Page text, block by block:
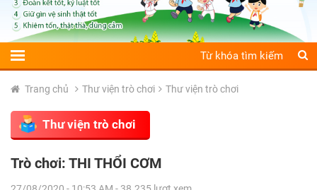
Trang chủ Thư viện trò chơi Thư viện trò chơi
Thư viện trò chơi
Trò chơi: THI THỔI CƠM